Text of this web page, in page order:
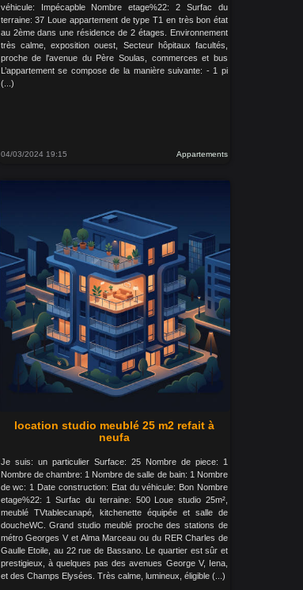
véhicule: Impécapble Nombre etage%22: 2 Surfac du
terraine: 37 Loue appartement de type T1 en très bon état
au 2ème dans une résidence de 2 étages. Environnement
très calme, exposition ouest, Secteur hôpitaux facultés,
proche de l'avenue du Père Soulas, commerces et bus
L’appartement se compose de la manière suivante: - 1 pi
(...)
04/03/2024 19:15 Appartements
location studio meublé 25 m2 refait à
neufa
Je suis: un particulier Surface: 25 Nombre de piece: 1
Nombre de chambre: 1 Nombre de salle de bain: 1 Nombre
de wc: 1 Date construction: Etat du véhicule: Bon Nombre
etage%22: 1 Surfac du terraine: 500 Loue studio 25m²,
meublé TVtablecanapé, kitchenette équipée et salle de
doucheWC. Grand studio meublé proche des stations de
métro Georges V et Alma Marceau ou du RER Charles de
Gaulle Etoile, au 22 rue de Bassano. Le quartier est sûr et
prestigieux, à quelques pas des avenues George V, Iena,
et des Champs Elysées. Très calme, lumineux, éligible (...)